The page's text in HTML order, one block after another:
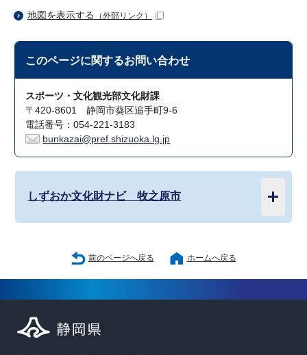
地図を表示する （外部リンク）
このページに関するお問い合わせ
スポーツ・文化観光部文化財課
〒420-8601 静岡市葵区追手町9-6
電話番号：054-221-3183
bunkazai@pref.shizuoka.lg.jp
しずおか文化財ナビ 牧之原市
前のページへ戻る ホームへ戻る